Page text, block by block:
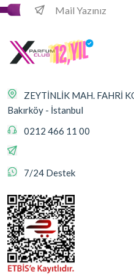
ZEYTİNLİK MAH. FAHRİ
Bakırköy - İstanbul
0212 466 11 00
7/24 Destek